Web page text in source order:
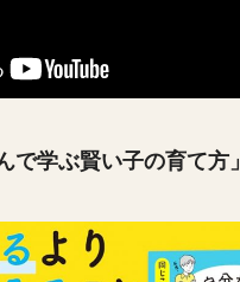
で学ぶ賢い子の育て方」